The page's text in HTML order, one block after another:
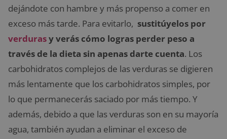
dejándote con hambre y más propenso a comer en
exceso más tarde. Para evitarlo, sustitúyelos por
verdurasy verás cómo logras perder peso a
través de la dieta sin apenas darte cuenta. Los
carbohidratos complejos de las verduras se digieren
más lentamente que los carbohidratos simples, por
lo que permanecerás saciado por más tiempo. Y
además, debido a que las verduras son en su mayoría
agua, también ayudan a eliminar el exceso de